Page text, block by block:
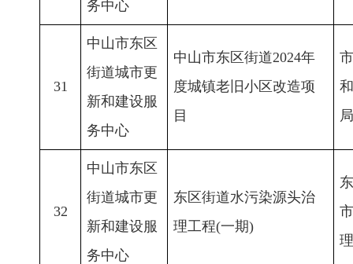
务中心
31
中山市东区
街道城市更
新和建设服
务中心
中山市东区街道2024年
度城镇老旧小区改造项
目
局
32
中山市东区
街道城市更
新和建设服
务中心
东区街道水污染源头治
理工程(一期)